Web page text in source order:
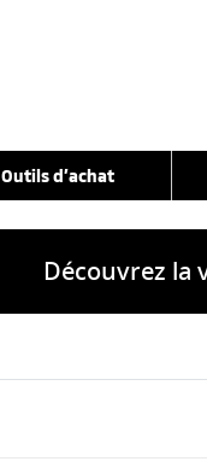
Outils d’achat
Découvrez la